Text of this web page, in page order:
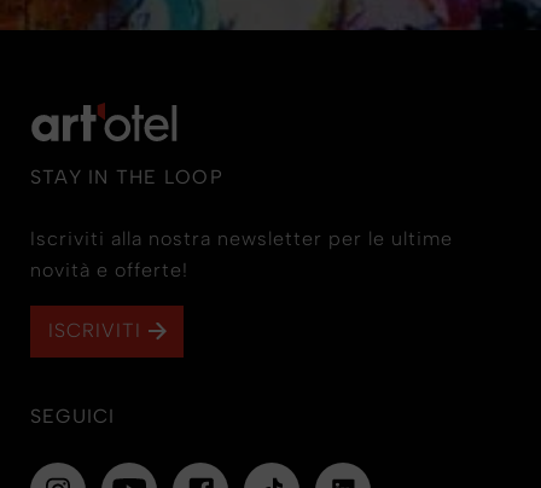
STAY IN THE LOOP
Iscriviti alla nostra newsletter per le ultime
novità e offerte!
ISCRIVITI
SEGUICI